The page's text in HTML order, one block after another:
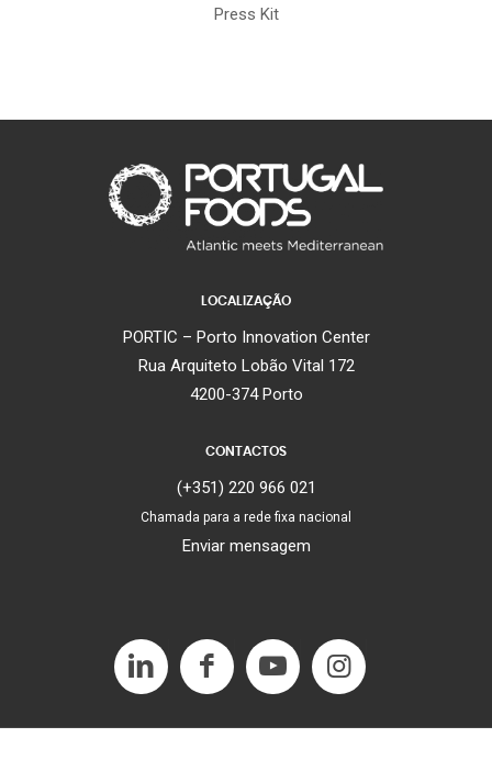
Press Kit
LOCALIZAÇÃO
PORTIC – Porto Innovation Center
Rua Arquiteto Lobão Vital 172
4200-374 Porto
CONTACTOS
(+351) 220 966 021
Chamada para a rede fixa nacional
Enviar mensagem